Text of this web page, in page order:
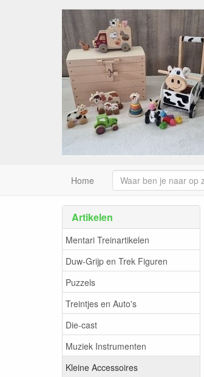
Home
Artikelen
Mentari Treinartikelen
Duw-Grijp en Trek Figuren
Puzzels
Treintjes en Auto's
Die-cast
Muziek Instrumenten
Kleine Accessoires